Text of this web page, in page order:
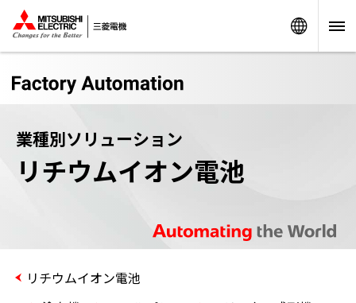
業種別ソリューション
リチウムイオン電池
リチウムイオン電池